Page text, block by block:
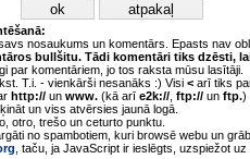
nosaukums un komentārs. Epasts nav
bullšitu. Tādi komentāri tiks dzēsti,
par komentāriem, jo tos raksta mūsu lasītāji.
T.i. - vienkārši nesanāks :) Visi < arī tiks
http:// un www. (kā arī e2k:// ftp:// un ftp.)
un viss atvērsies jaunā logā.
otro, trešo un ceturto punktu.
no spambotiem, kuri browsē webu un
, taču, ja JavaScript ir ieslēgts, uzspiežot